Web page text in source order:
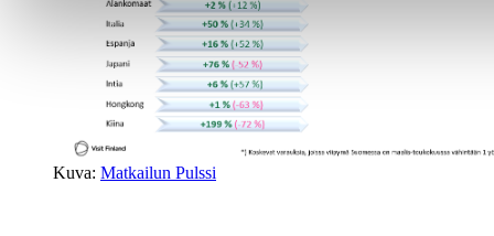
Kuva: Matkailun Pulssi